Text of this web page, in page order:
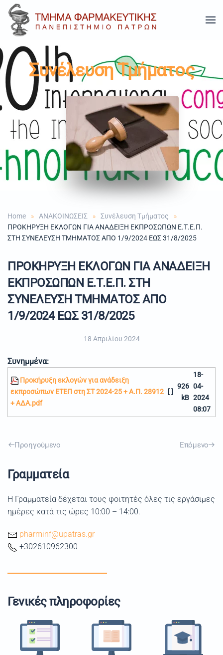
Skip to main content
Συνέλευση Τμήματος
Home ΑΝΑΚΟΙΝΩΣΕΙΣ
Συνέλευση Τμήματος
ΠΡΟΚΗΡΥΞΗ ΕΚΛΟΓΩΝ ΓΙΑ ΑΝΑΔΕΙΞΗ ΕΚΠΡΟΣΩΠΩΝ Ε.Τ.Ε.Π.
ΣΤΗ ΣΥΝΕΛΕΥΣΗ ΤΜΗΜΑΤΟΣ ΑΠΟ 1/9/2024 ΕΩΣ 31/8/2025
ΠΡΟΚΗΡΥΞΗ ΕΚΛΟΓΩΝ ΓΙΑ ΑΝΑΔΕΙΞΗ
ΕΚΠΡΟΣΩΠΩΝ Ε.Τ.Ε.Π. ΣΤΗ
ΣΥΝΕΛΕΥΣΗ ΤΜΗΜΑΤΟΣ ΑΠΟ
1/9/2024 ΕΩΣ 31/8/2025
18 Απριλίου 2024
Συνημμένα:
Προκήρυξη εκλογών για ανάδειξη
εκπροσώπων ΕΤΕΠ στη ΣΤ 2024-25 + Α.Π. 28912
+ ΑΔΑ.pdf
[ ]
926
kB
18-
04-
2024
08:07
Προηγούμενο Επόμενο
Γραμματεία
Η Γραμματεία δέχεται τους φοιτητές όλες τις εργάσιμες
ημέρες κατά τις ώρες 10:00 – 14:00.
pharminf@upatras.gr
+302610962300
Γενικές πληροφορίες